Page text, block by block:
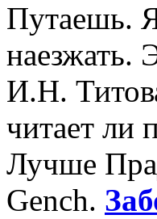
Путаешь.
наезжать.
И.Н.
читает ли
Лучше
Gench.